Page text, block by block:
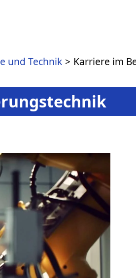
und Technik Karriere im